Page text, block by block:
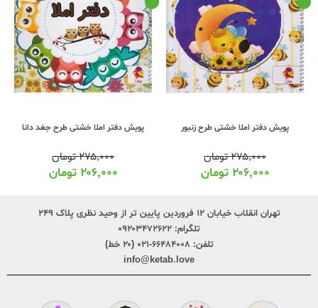
پویش دفتر املا خشتی طرح زنبور
۲۷۵,۰۰۰تومان
۲۰۶,۰۰۰ تومان
پویش دفتر املا خشتی طرح جغد دانا
۲۷۵,۰۰۰تومان
۲۰۶,۰۰۰ تومان
تهران انقلاب خیابان ۱۲ فروردین پایین تر از وحید نظری پلاک ۲۴۹
تلگرام: ۰۹۲۰۳۴۷۲۶۲۲
تلفن: ۶۶۴۸۴۰۰۸-۰۲۱ (۲۰ خط)
info@ketab.love